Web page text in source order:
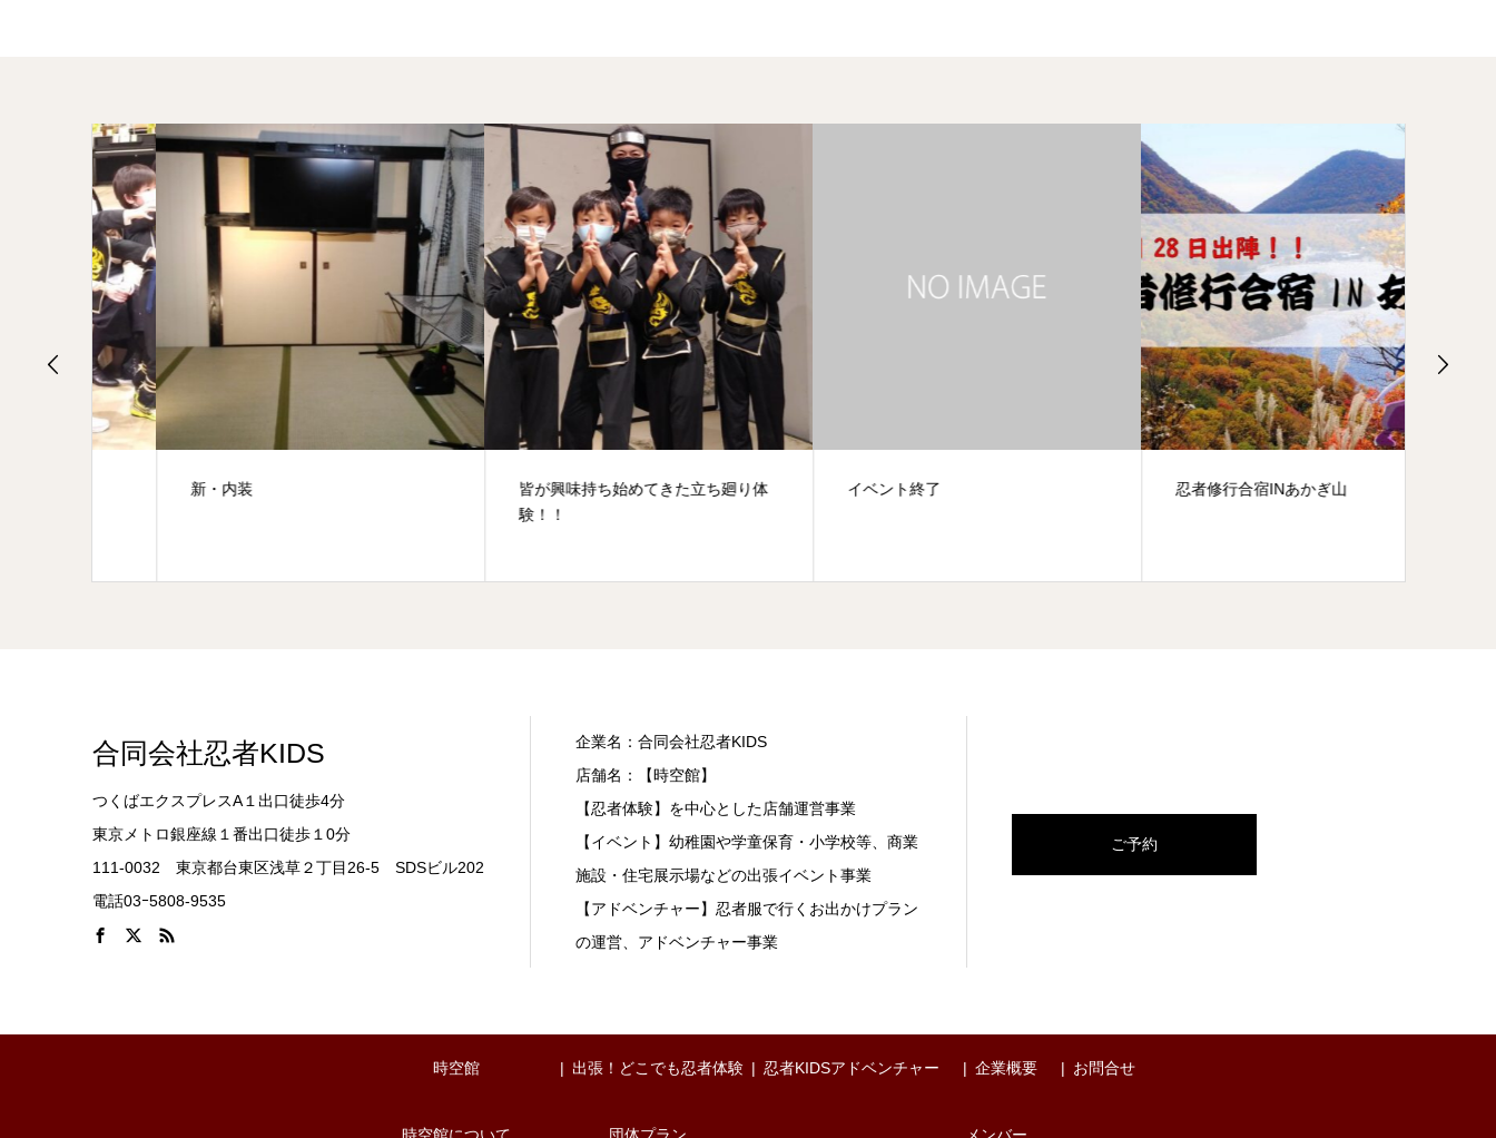
皆が興味持ち始めてきた立ち廻り体
イベント終了 忍者修行合宿INあかぎ山
合同会社忍者KIDS
つくばエクスプレスA１出口徒歩4分
東京メトロ銀座線１番出口徒歩１0分
111-0032 東京都台東区浅草２丁目26-5 SDSビル202
電話03ｰ5808-9535
企業名：合同会社忍者KIDS
店舗名：【時空館】
【忍者体験】を中心とした店舗運営事業
【イベント】幼稚園や学童保育・小学校等、商業
施設・住宅展示場などの出張イベント事業
【アドベンチャー】忍者服で行くお出かけプラン
の運営、アドベンチャー事業
ご予約
時空館
時空館について
出張！どこでも忍者体験
団体プラン
忍者KIDSアドベンチャー 企業概要
メンバー
お問合せ